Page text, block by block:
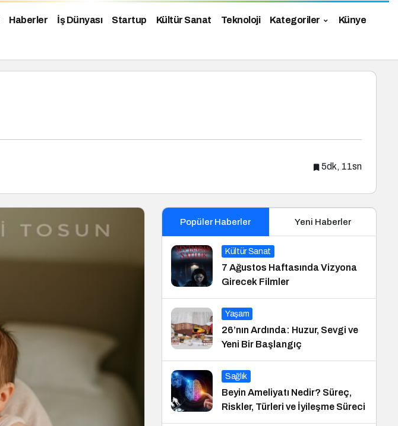
Haberler İş Dünyası Startup Kültür Sanat Teknoloji Kategoriler Künye
5dk, 11sn
Popüler Haberler Yeni Haberler
Kültür Sanat
7 Ağustos Haftasında Vizyona
Girecek Filmler
Yaşam
26’nın Ardında: Huzur, Sevgi ve
Yeni Bir Başlangıç
Sağlık
Beyin Ameliyatı Nedir? Süreç,
Riskler, Türleri ve İyileşme Süreci